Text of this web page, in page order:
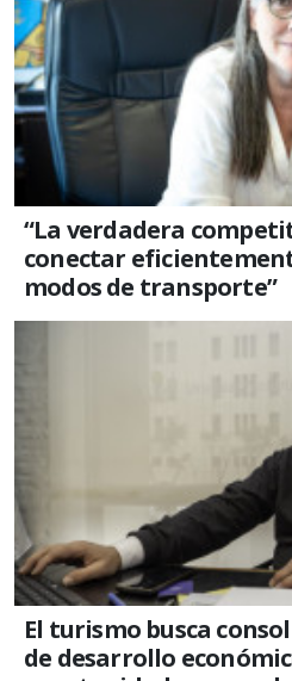
“La verdadera
conectar
modos de transporte”
El turismo busca
de desarrollo